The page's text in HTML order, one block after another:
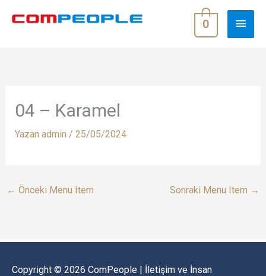
atla
ANA
0
04 – Karamel
Yazan admin / 25/05/2024
← Önceki Menu Item Sonraki Menu Item →
Copyright © 2026 ComPeople | İletişim ve İnsan